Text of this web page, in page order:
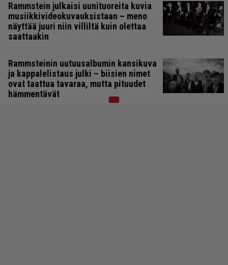
Rammstein julkaisi uunituoreita kuvia
musiikkivideokuvauksistaan – meno
näyttää juuri niin villiltä kuin olettaa
saattaakin
Rammsteinin uutuusalbumin kansikuva
ja kappalelistaus julki – biisien nimet
ovat taattua tavaraa, mutta pituudet
hämmentävät